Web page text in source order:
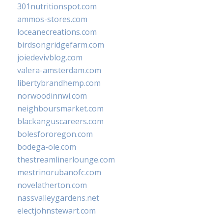
301nutritionspot.com
ammos-stores.com
loceanecreations.com
birdsongridgefarm.com
joiedevivblog.com
valera-amsterdam.com
libertybrandhemp.com
norwoodinnwi.com
neighboursmarket.com
blackanguscareers.com
bolesfororegon.com
bodega-ole.com
thestreamlinerlounge.com
mestrinorubanofc.com
novelatherton.com
nassvalleygardens.net
electjohnstewart.com